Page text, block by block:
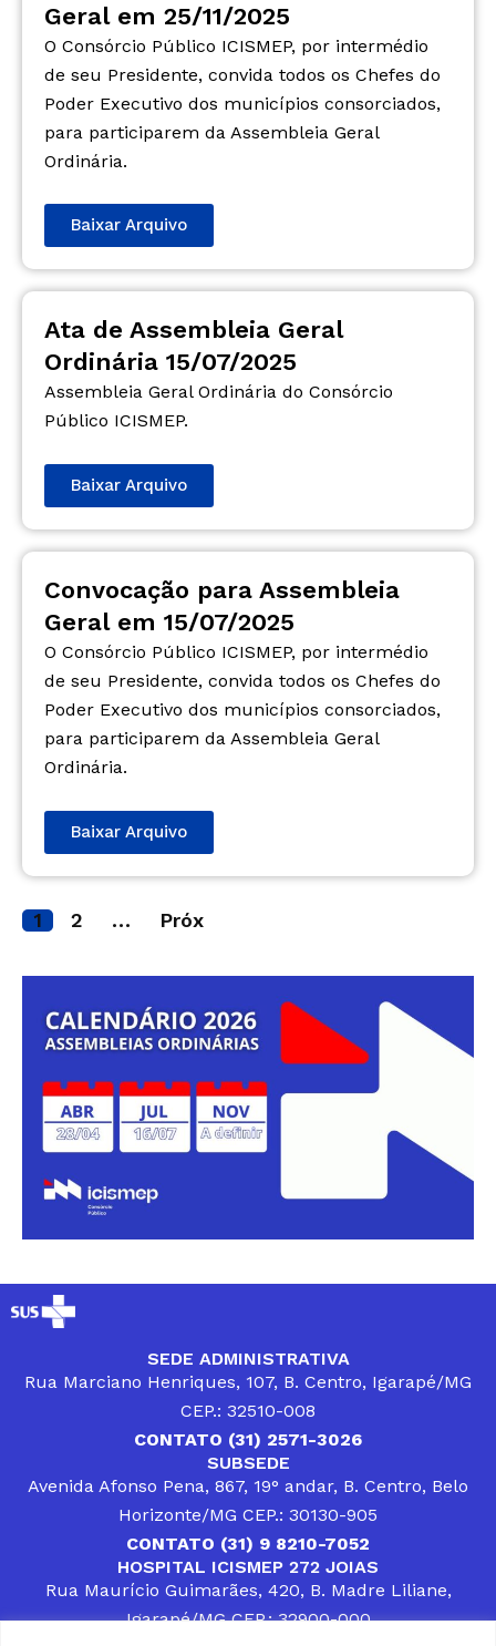
Geral em 25/11/2025
O Consórcio Público ICISMEP, por intermédio
de seu Presidente, convida todos os Chefes do
Poder Executivo dos municípios consorciados,
para participarem da Assembleia Geral
Ordinária.
Baixar Arquivo
Ata de Assembleia Geral
Ordinária 15/07/2025
Assembleia Geral Ordinária do Consórcio
Público ICISMEP.
Baixar Arquivo
Convocação para Assembleia
Geral em 15/07/2025
O Consórcio Público ICISMEP, por intermédio
de seu Presidente, convida todos os Chefes do
Poder Executivo dos municípios consorciados,
para participarem da Assembleia Geral
Ordinária.
Baixar Arquivo
1 2 … Próx
SEDE ADMINISTRATIVA
Rua Marciano Henriques, 107, B. Centro, Igarapé/MG
CEP.: 32510-008
CONTATO (31) 2571-3026
SUBSEDE
Avenida Afonso Pena, 867, 19° andar, B. Centro, Belo
Horizonte/MG CEP.: 30130-905
CONTATO (31) 9 8210-7052
HOSPITAL ICISMEP 272 JOIAS
Rua Maurício Guimarães, 420, B. Madre Liliane,
Igarapé/MG CEP.: 32900-000